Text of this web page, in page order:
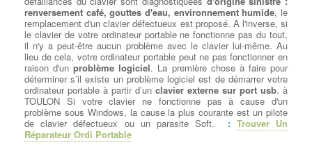
à plusieurs critères selon la
configuration de votre ordinateur à
TOULON et les logiciels installés. Nous devonschoisir la
meilleure carte mère gamerou bureautique pour processeur
Intel ou processeur AMD parmi les plus grandes marques à
TOULON : ASUS, GIGABYTE, MSI. Une bonne carte mère est
celle qui correspond à votre besoin : son format (mini-ITX, micro-
ATX, ou encore ATX), son évolutivité (USB 3.1, USB 3.0, SATA
III, PCI-express 2.0, etc.) ou son prix (de la carte mère petit prix
à la plus haut de gamme).
Dépanner ou remplacer
renversement café, gouttes d'eau, environnement humide, le
remplacement d'un clavier défectueux est proposé. A l'inverse, si
le clavier de votre ordinateur portable ne fonctionne pas du tout,
il n'y a peut-être aucun problème avec le clavier lui-même. Au
lieu de cela, votre ordinateur portable peut ne pas fonctionner en
raison d'unproblème logiciel. La première chose à faire pour
déterminer s’il existe un problème logiciel est de démarrer votre
ordinateur portable à partir d’un clavier externe sur port usb. à
TOULON Si votre clavier ne fonctionne pas à cause d'un
problème sous Windows, la cause la plus courante est un pilote
de clavier défectueux ou un parasite Soft. : Trouver Un
Réparateur Ordi Portable